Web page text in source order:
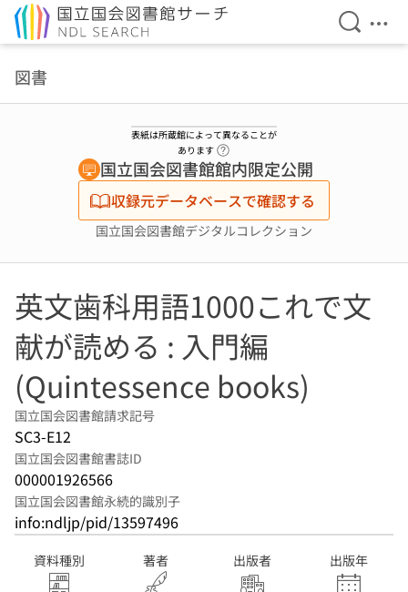
検索を
メ
図書
表紙は所蔵館によって異なることが
あります
国立国会図書館館内限定公開
収録元データベースで確認する
国立国会図書館デジタルコレクション
英文歯科用語1000これで文
献が読める : 入門編
(Quintessence books)
国立国会図書館請求記号
SC3-E12
国立国会図書館書誌ID
000001926566
国立国会図書館永続的識別子
info:ndljp/pid/13597496
資料種別 著者 出版者 出版年